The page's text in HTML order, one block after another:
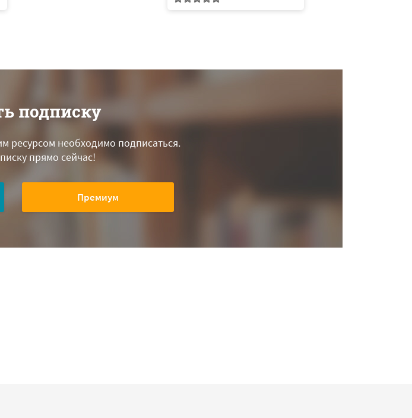
подписку
ресурсом необходимо подписаться.
прямо сейчас!
Премиум